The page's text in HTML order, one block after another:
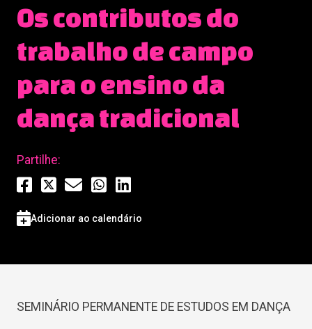
Os contributos do
trabalho de campo
para o ensino da
dança tradicional
Partilhe:
Adicionar ao calendário
SEMINÁRIO PERMANENTE DE ESTUDOS EM DANÇA